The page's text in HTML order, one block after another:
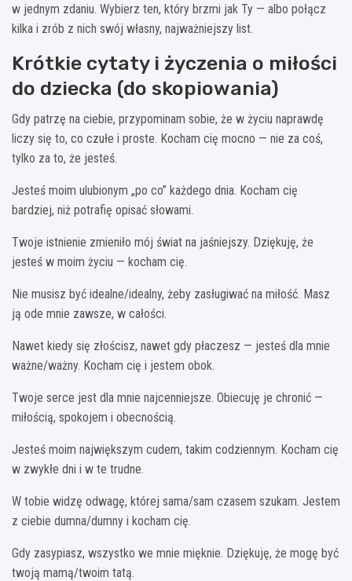
w jednym zdaniu. Wybierz ten, który brzmi jak Ty — albo połącz
kilka i zrób z nich swój własny, najważniejszy list.
Krótkie cytaty i życzenia o miłości
do dziecka (do skopiowania)
Gdy patrzę na ciebie, przypominam sobie, że w życiu naprawdę
liczy się to, co czułe i proste. Kocham cię mocno — nie za coś,
tylko za to, że jesteś.
Jesteś moim ulubionym „po co” każdego dnia. Kocham cię
bardziej, niż potrafię opisać słowami.
Twoje istnienie zmieniło mój świat na jaśniejszy. Dziękuję, że
jesteś w moim życiu — kocham cię.
Nie musisz być idealne/idealny, żeby zasługiwać na miłość. Masz
ją ode mnie zawsze, w całości.
Nawet kiedy się złościsz, nawet gdy płaczesz — jesteś dla mnie
ważne/ważny. Kocham cię i jestem obok.
Twoje serce jest dla mnie najcenniejsze. Obiecuję je chronić —
miłością, spokojem i obecnością.
Jesteś moim największym cudem, takim codziennym. Kocham cię
w zwykłe dni i w te trudne.
W tobie widzę odwagę, której sama/sam czasem szukam. Jestem
z ciebie dumna/dumny i kocham cię.
Gdy zasypiasz, wszystko we mnie mięknie. Dziękuję, że mogę być
twoją mamą/twoim tatą.